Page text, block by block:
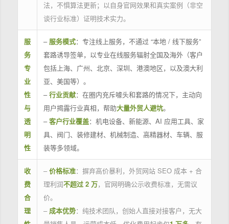
法，不惧算法更新；以自身官网效果和真实案例（非空
谈行业标准）证明技术实力。
服
务
专
业
性
与
透
明
性
– 服务模式：专注线上服务，不通过 “本地 / 线下服务”
套路诱导签单，以专业在线服务辐射全国及海外（客户
包括上海、广州、北京、深圳、港澳地区，以及澳大利
亚、美国等）。
–行业贡献：在圈内充斥噱头和套路的情况下，主动向
用户揭露行业真相，帮助大量外贸人避坑。
–客户行业覆盖：机电设备、新能源、AI 应用工具、家
具、阀门、装修建材、机械制造、高精器材、车辆、服
装等多领域。
收
费
合
理
– 价格标准：摒弃高价暴利，外贸网站 SEO 成本 + 合
理利润不超过 2 万，官网明确公示收费标准，无需议
价。
– 成本优势：纯技术团队，创始人直接对接客户，无大